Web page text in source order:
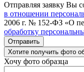
Отправляя заявку Вы
в отношении
2006 г. № 152-ФЗ «О
обработку
Отправить
Хотите получить фото
Хочу фото образца